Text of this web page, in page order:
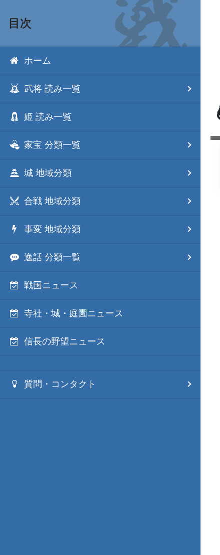
目次
ホーム
武将 読み一覧
姫 読み一覧
家宝 分類一覧
城 地域分類
合戦 地域分類
事変 地域分類
逸話 分類一覧
戦国ニュース
寺社・城・庭園ニュース
信長の野望ニュース
質問・コンタクト